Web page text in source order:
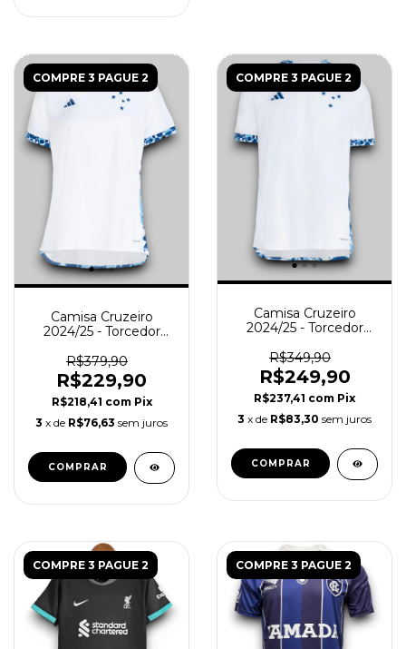
COMPRE 3 PAGUE 2
Camisa Cruzeiro
2024/25 - Torcedor
R$379,90
R$229,90
R$218,41 com Pix
3 x de R$76,63 sem juros
COMPRAR
COMPRE 3 PAGUE 2
Camisa Cruzeiro
2024/25 - Torcedor
R$349,90
R$249,90
R$237,41 com Pix
3 x de R$83,30 sem juros
COMPRAR
COMPRE 3 PAGUE 2 COMPRE 3 PAGUE 2